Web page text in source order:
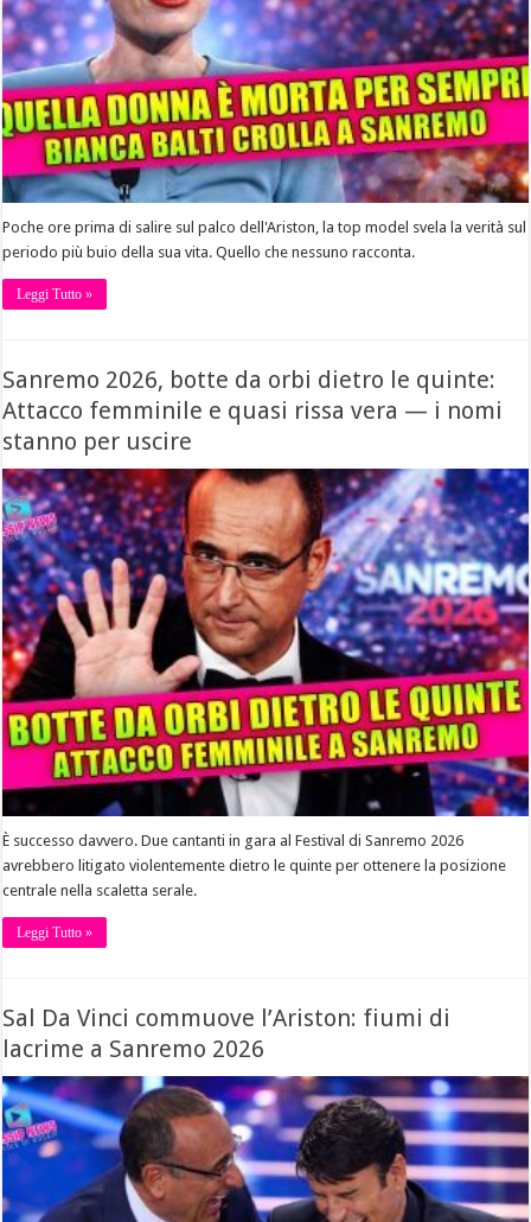
Poche ore prima di salire sul palco dell'Ariston, la top model svela la verità sul
periodo più buio della sua vita. Quello che nessuno racconta.
Leggi Tutto »
Sanremo 2026, botte da orbi dietro le quinte:
Attacco femminile e quasi rissa vera — i nomi
stanno per uscire
È successo davvero. Due cantanti in gara al Festival di Sanremo 2026
avrebbero litigato violentemente dietro le quinte per ottenere la posizione
centrale nella scaletta serale.
Leggi Tutto »
Sal Da Vinci commuove l’Ariston: fiumi di
lacrime a Sanremo 2026